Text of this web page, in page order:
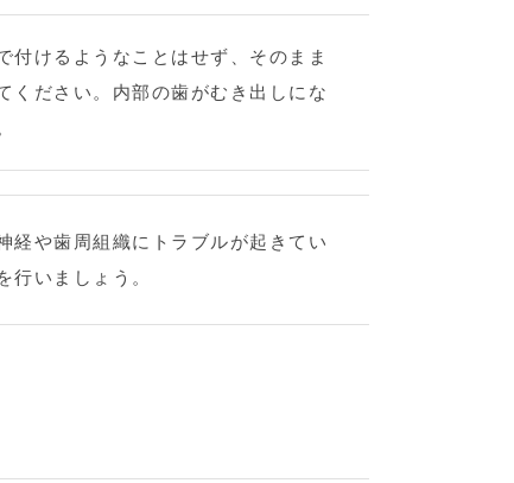
付けるようなことはせず、そのまま
ください。内部の歯がむき出しにな
経や歯周組織にトラブルが起きてい
行いましょう。